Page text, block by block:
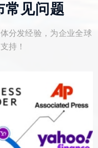
常见问题
分发经验，为企业全球
持！